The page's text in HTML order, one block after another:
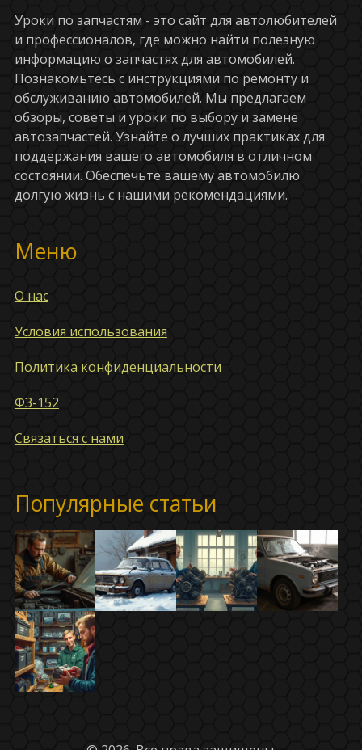
Уроки по запчастям - это сайт для автолюбителей
и профессионалов, где можно найти полезную
информацию о запчастях для автомобилей.
Познакомьтесь с инструкциями по ремонту и
обслуживанию автомобилей. Мы предлагаем
обзоры, советы и уроки по выбору и замене
автозапчастей. Узнайте о лучших практиках для
поддержания вашего автомобиля в отличном
состоянии. Обеспечьте вашему автомобилю
долгую жизнь с нашими рекомендациями.
Меню
О нас
Условия использования
Политика конфиденциальности
ФЗ-152
Связаться с нами
Популярные статьи